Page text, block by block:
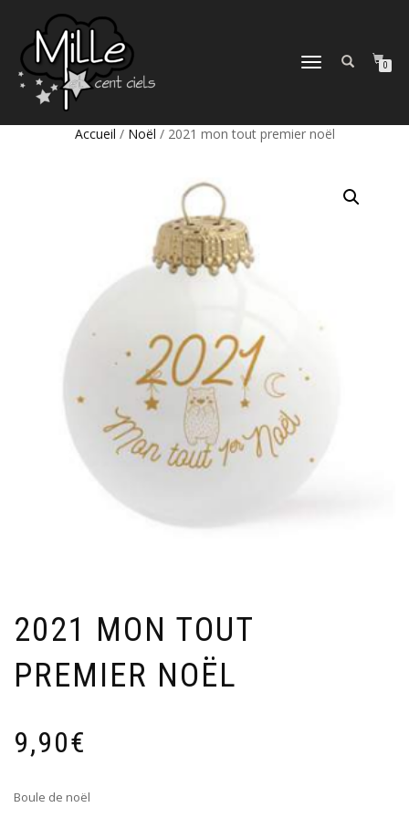
DÉPLIER
0
Accueil / Noël / 2021 mon tout premier noël
2021 MON TOUT
PREMIER NOËL
9,90€
Boule de noël